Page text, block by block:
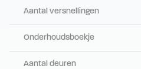
Aantal versnellingen
Onderhoudsboekje
Aantal deuren